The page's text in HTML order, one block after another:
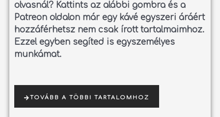
olvasnál? Kattints az alábbi gombra és a
Patreon oldalon már egy kávé egyszeri áráért
hozzáférhetsz nem csak írott tartalmaimhoz.
Ezzel egyben segíted is egyszemélyes
munkámat.
TOVÁBB A TÖBBI TARTALOMHOZ